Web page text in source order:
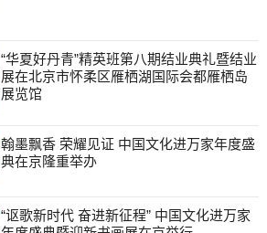
“华夏好丹青”精英班第八期结业典礼暨结业
展在北京市怀柔区雁栖湖国际会都雁栖岛
展览馆
翰墨飘香 荣耀见证 中国文化进万家年度盛
典在京隆重举办
“讴歌新时代 奋进新征程” 中国文化进万家